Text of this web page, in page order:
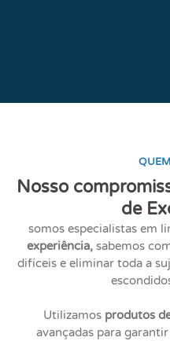
Nosso
de
somos especialistas em
experiência, sabemos
difíceis e eliminar toda a
Utilizamos produtos
avançadas para